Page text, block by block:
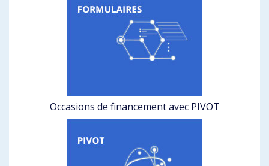
Occasions de financement avec PIVOT